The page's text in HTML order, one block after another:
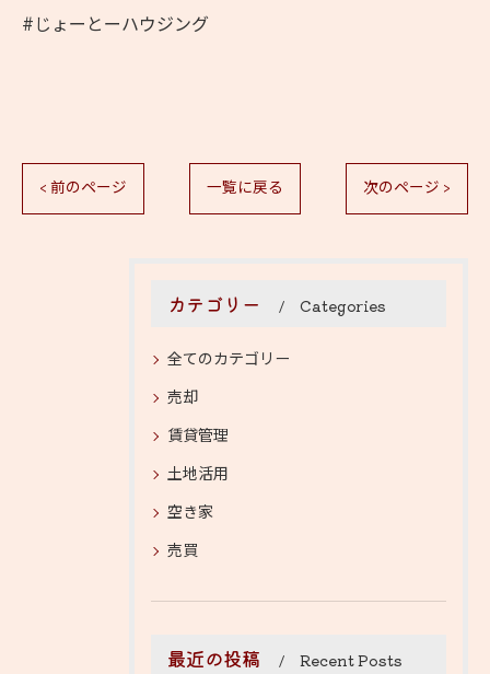
#じょーとーハウジング
< 前のページ 一覧に戻る 次のページ >
カテゴリー Categories
全てのカテゴリー
売却
賃貸管理
土地活用
空き家
売買
最近の投稿 Recent Posts